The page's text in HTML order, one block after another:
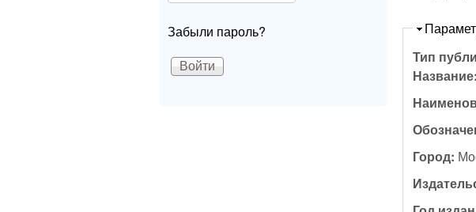
Скрыть
Тип
Название:
Город:
Забыли пароль?